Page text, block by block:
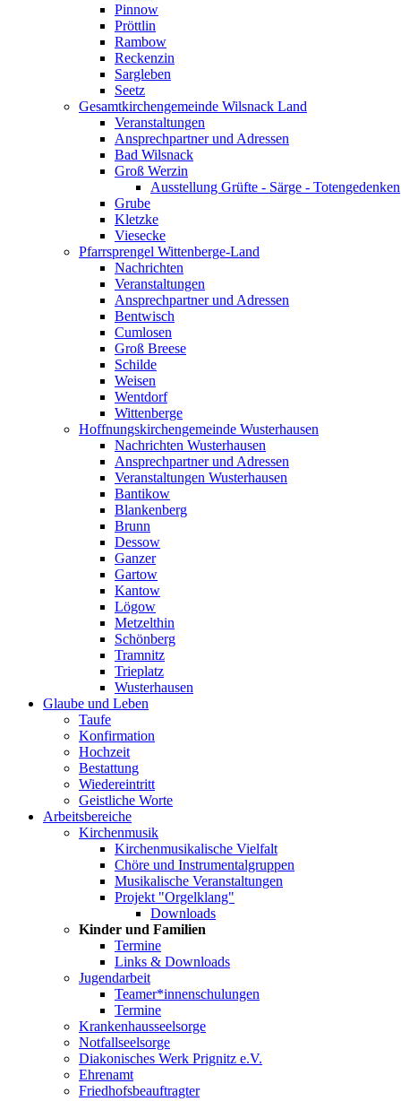
Pinnow
Pröttlin
Rambow
Reckenzin
Sargleben
Seetz
Gesamtkirchengemeinde Wilsnack Land
Veranstaltungen
Ansprechpartner und Adressen
Bad Wilsnack
Groß Werzin
Ausstellung Grüfte - Särge - Totengedenken
Grube
Kletzke
Viesecke
Pfarrsprengel Wittenberge-Land
Nachrichten
Veranstaltungen
Ansprechpartner und Adressen
Bentwisch
Cumlosen
Groß Breese
Schilde
Weisen
Wentdorf
Wittenberge
Hoffnungskirchengemeinde Wusterhausen
Nachrichten Wusterhausen
Ansprechpartner und Adressen
Veranstaltungen Wusterhausen
Bantikow
Blankenberg
Brunn
Dessow
Ganzer
Gartow
Kantow
Lögow
Metzelthin
Schönberg
Tramnitz
Trieplatz
Wusterhausen
Glaube und Leben
Taufe
Konfirmation
Hochzeit
Bestattung
Wiedereintritt
Geistliche Worte
Arbeitsbereiche
Kirchenmusik
Kirchenmusikalische Vielfalt
Chöre und Instrumentalgruppen
Musikalische Veranstaltungen
Projekt "Orgelklang"
Downloads
Kinder und Familien
Termine
Links & Downloads
Jugendarbeit
Teamer*innenschulungen
Termine
Krankenhausseelsorge
Notfallseelsorge
Diakonisches Werk Prignitz e.V.
Ehrenamt
Friedhofsbeauftragter